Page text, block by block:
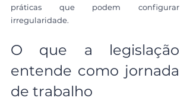
práticas que podem configurar
irregularidade.
O que a legislação
entende como jornada
de trabalho